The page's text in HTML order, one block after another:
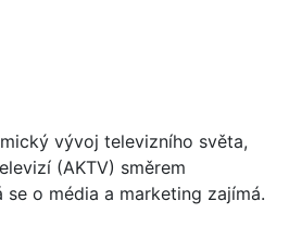
vývoj televizního světa,
(AKTV) směrem
o média a marketing zajímá.